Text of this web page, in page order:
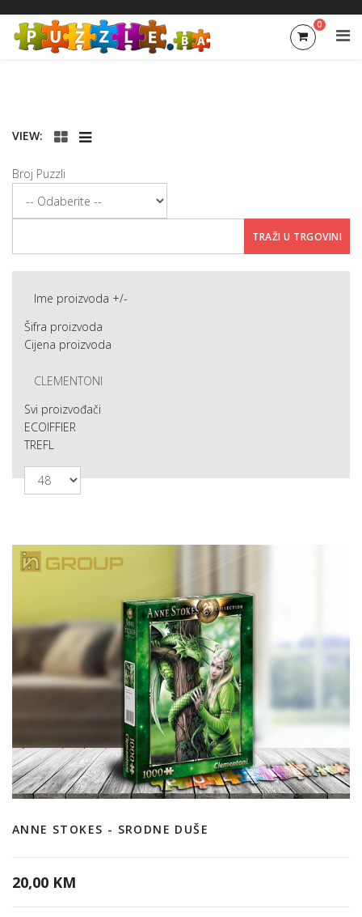
0
VIEW:
Broj Puzzli
Ime proizvoda +/-
Šifra proizvoda
Cijena proizvoda
CLEMENTONI
Svi proizvođači
ECOIFFIER
TREFL
ANNE STOKES - SRODNE DUŠE
20,00 KM